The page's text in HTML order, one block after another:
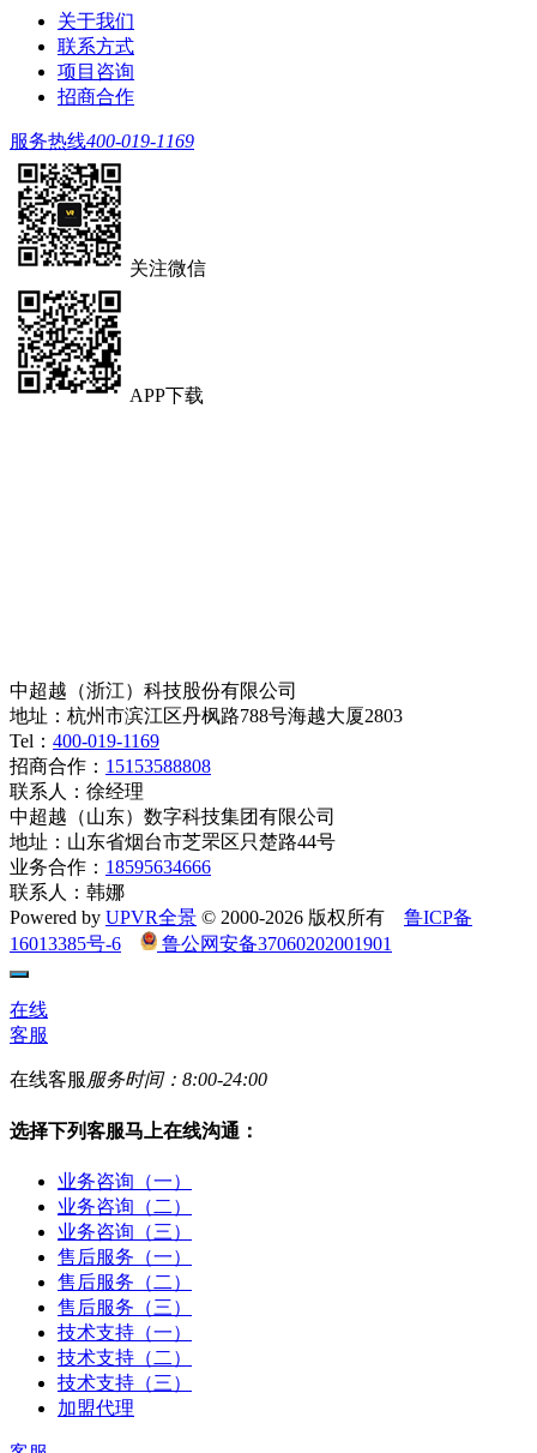
关于我们
联系方式
项目咨询
招商合作
服务热线400-019-1169
关注微信
APP下载
中超越（浙江）科技股份有限公司
地址：杭州市滨江区丹枫路788号海越大厦2803
Tel： 400-019-1169
招商合作： 15153588808
联系人：徐经理
中超越（山东）数字科技集团有限公司
地址：山东省烟台市芝罘区只楚路44号
业务合作： 18595634666
联系人：韩娜
Powered by UPVR全景 © 2000-2026 版权所有 鲁ICP备
16013385号-6
鲁公网安备37060202001901
在线
客服
在线客服服务时间：8:00-24:00
选择下列客服马上在线沟通：
业务咨询（一）
业务咨询（二）
业务咨询（三）
售后服务（一）
售后服务（二）
售后服务（三）
技术支持（一）
技术支持（二）
技术支持（三）
加盟代理